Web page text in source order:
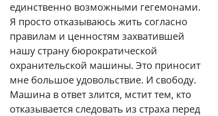
единственно возможными гегемонами.
Я просто отказываюсь жить согласно
правилам и ценностям захватившей
нашу страну бюрократической
охранительской машины. Это приносит
мне большое удовольствие. И свободу.
Машина в ответ злится, мстит тем, кто
отказывается следовать из страха перед